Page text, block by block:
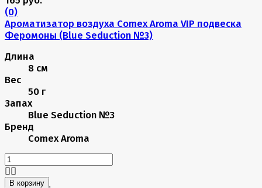
(0)
Ароматизатор воздуха Comex Aroma VIP подвеска
Феромоны (Blue Seduction №3)
Длина
8 см
Вес
50 г
Запах
Blue Seduction №3
Бренд
Comex Aroma
В корзину